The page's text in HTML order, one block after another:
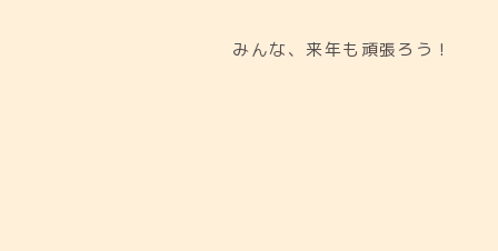
みんな、来年も頑張ろう！